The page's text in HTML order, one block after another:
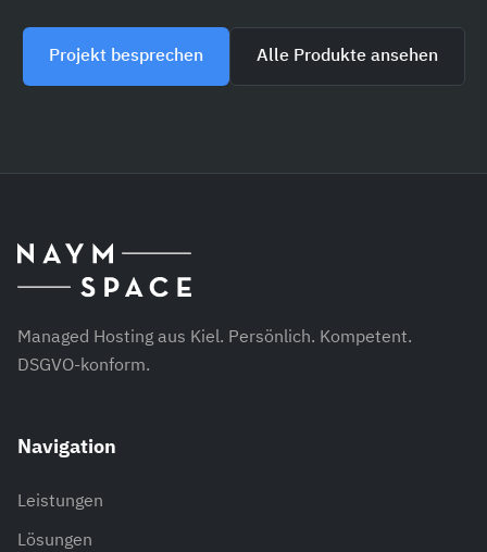
Projekt besprechen Alle Produkte ansehen
Managed Hosting aus Kiel. Persönlich. Kompetent.
DSGVO-konform.
Navigation
Leistungen
Lösungen